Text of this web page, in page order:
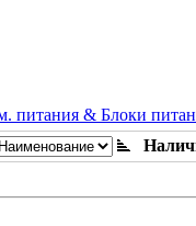
питания & Блоки